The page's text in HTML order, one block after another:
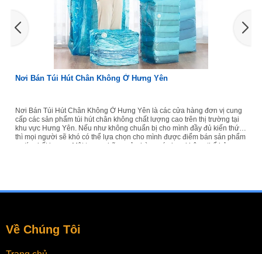
Nơi Bán Túi Hút Chân Không Ở Hưng Yên
Nơi Bán Túi Hút Chân Không Ở Hưng Yên là các cửa hàng đơn vị cung
cấp các sản phẩm túi hút chân không chất lượng cao trên thị trường tại
khu vực Hưng Yên. Nếu như không chuẩn bị cho mình đầy đủ kiến thức
thì mọi người sẽ khó có thể lựa chọn cho mình được điểm bán sản phẩm
uy tín chất lượng. Một trong những cửa hàng các bạn không thể bỏ qua
Về Chúng Tôi